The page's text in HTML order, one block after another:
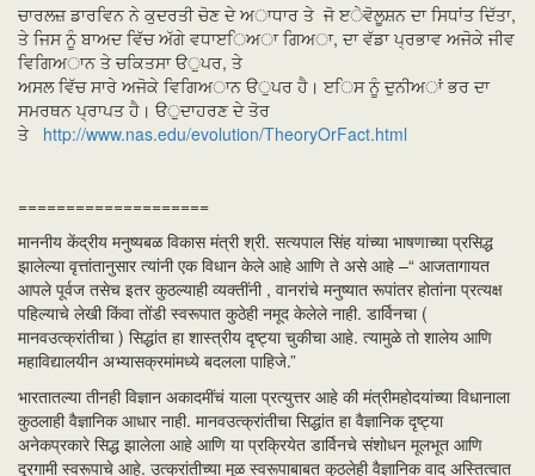
ਚਾਰਲਜ਼ ਡਾਰਵਿਨ ਨੇ ਕੁਦਰਤੀ ਚੋਣ ਦੇ ਅਾਧਾਰ ਤੇ ਜੋ ੲੇਵੋਲੂਸ਼ਨ ਦਾ ਸਿਧਾਂਤ ਦਿੱਤਾ,
ਤੇ ਜਿਸ ਨੂੰ ਬਾਅਦ ਵਿੱਚ ਅੱਗੇ ਵਧਾੲਿਅਾ ਗਿਅਾ, ਦਾ ਵੱਡਾ ਪ੍ਰਭਾਵ ਅਜੋਕੇ ਜੀਵ
ਵਿਗਿਅਾਨ ਤੇ ਚਕਿਤਸਾ ੳੁਪਰ, ਤੇ
ਅਸਲ ਵਿੱਚ ਸਾਰੇ ਅਜੋਕੇ ਵਿਗਿਅਾਨ ੳੁਪਰ ਹੈ। ੲਿਸ ਨੂੰ ਦੁਨੀਅਾਂ ਭਰ ਦਾ
ਸਮਰਥਨ ਪ੍ਰਾਪਤ ਹੈ। ੳੁਦਾਹਰਣ ਦੇ ਤੋਰ
ਤੇ http://www.nas.edu/evolution/TheoryOrFact.html
====================
माननीय केंद्रीय मनुष्यबळ विकास मंत्री श्री. सत्यपाल सिंह यांच्या भाषणाच्या प्रसिद्ध
झालेल्या वृत्तांतानुसार त्यांनी एक विधान केले आहे आणि ते असे आहे –“ आजतागायत
आपले पूर्वज तसेच इतर कुठल्याही व्यक्तींनी , वानरांचे मनुष्यात रूपांतर होतांना प्रत्यक्ष
पहिल्याचे लेखी किंवा तोंडी स्वरूपात कुठेही नमूद केलेले नाही. डार्विनचा (
मानवउत्क्रांतीचा ) सिद्धांत हा शास्त्रीय दृष्ट्या चुकीचा आहे. त्यामुळे तो शालेय आणि
महाविद्यालयीन अभ्यासक्रमांमध्ये बदलला पाहिजे.”
भारतातल्या तीनही विज्ञान अकादमींचं याला प्रत्युत्तर आहे की मंत्रीमहोदयांच्या विधानाला
कुठलाही वैज्ञानिक आधार नाही. मानवउत्क्रांतीचा सिद्धांत हा वैज्ञानिक दृष्ट्या
अनेकप्रकारे सिद्ध झालेला आहे आणि या प्रक्रियेत डार्विनचे संशोधन मूलभूत आणि
दूरगामी स्वरूपाचे आहे. उत्क्रांतीच्या मूळ स्वरूपाबाबत कुठलेही वैज्ञानिक वाद अस्तित्वात